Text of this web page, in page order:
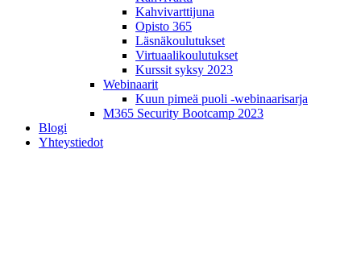
Kahvivarttijuna
Opisto 365
Läsnäkoulutukset
Virtuaalikoulutukset
Kurssit syksy 2023
Webinaarit
Kuun pimeä puoli -webinaarisarja
M365 Security Bootcamp 2023
Blogi
Yhteystiedot